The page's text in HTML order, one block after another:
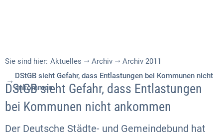
Sie sind hier: Aktuelles Archiv
Archiv 2011
DStGB sieht Gefahr, dass Entlastungen bei Kommunen nicht
ankommen
DStGB sieht Gefahr, dass Entlastungen
bei Kommunen nicht ankommen
Der Deutsche Städte- und Gemeindebund hat